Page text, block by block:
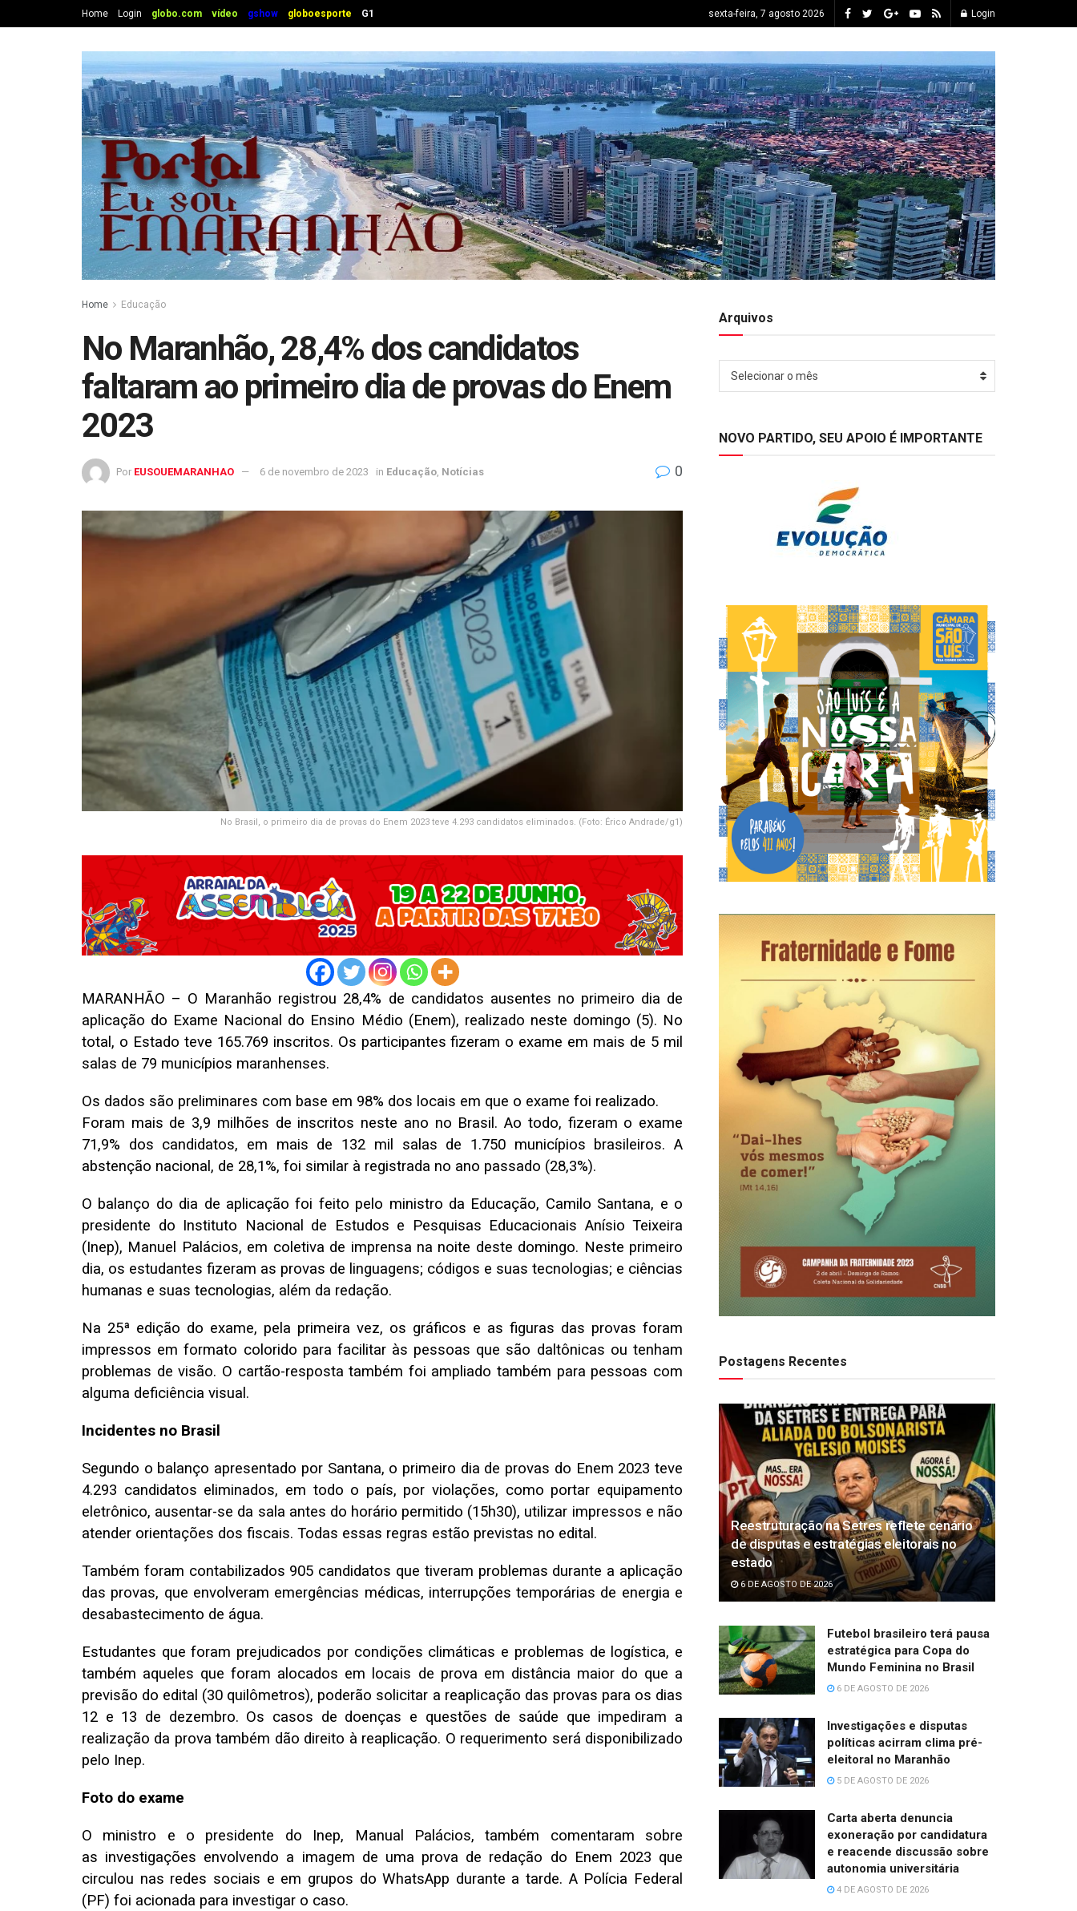
Home Login globo.com vídeo gshow globoesporte G1 sexta-feira, 7 agosto 2026 Login
Home Educação
No Maranhão, 28,4% dos candidatos
faltaram ao primeiro dia de provas do Enem
2023
Por EUSOUEMARANHAO 6 de novembro de 2023 in Educação Notícias 0
No Brasil, o primeiro dia de provas do Enem 2023 teve 4.293 candidatos eliminados. (Foto: Érico Andrade/g1)
MARANHÃO – O Maranhão registrou 28,4% de candidatos ausentes no primeiro dia de
aplicação do Exame Nacional do Ensino Médio (Enem), realizado neste domingo (5). No
total, o Estado teve 165.769 inscritos. Os participantes fizeram o exame em mais de 5 mil
salas de 79 municípios maranhenses.
Os dados são preliminares com base em 98% dos locais em que o exame foi realizado.
Foram mais de 3,9 milhões de inscritos neste ano no Brasil. Ao todo, fizeram o exame
71,9% dos candidatos, em mais de 132 mil salas de 1.750 municípios brasileiros. A
abstenção nacional, de 28,1%, foi similar à registrada no ano passado (28,3%).
O balanço do dia de aplicação foi feito pelo ministro da Educação, Camilo Santana, e o
presidente do Instituto Nacional de Estudos e Pesquisas Educacionais Anísio Teixeira
(Inep), Manuel Palácios, em coletiva de imprensa na noite deste domingo. Neste primeiro
dia, os estudantes fizeram as provas de linguagens; códigos e suas tecnologias; e ciências
humanas e suas tecnologias, além da redação.
Na 25ª edição do exame, pela primeira vez, os gráficos e as figuras das provas foram
impressos em formato colorido para facilitar às pessoas que são daltônicas ou tenham
problemas de visão. O cartão-resposta também foi ampliado também para pessoas com
alguma deficiência visual.
Incidentes no Brasil
Segundo o balanço apresentado por Santana, o primeiro dia de provas do Enem 2023 teve
4.293 candidatos eliminados, em todo o país, por violações, como portar equipamento
eletrônico, ausentar-se da sala antes do horário permitido (15h30), utilizar impressos e não
atender orientações dos fiscais. Todas essas regras estão previstas no edital.
Também foram contabilizados 905 candidatos que tiveram problemas durante a aplicação
das provas, que envolveram emergências médicas, interrupções temporárias de energia e
desabastecimento de água.
Estudantes que foram prejudicados por condições climáticas e problemas de logística, e
também aqueles que foram alocados em locais de prova em distância maior do que a
previsão do edital (30 quilômetros), poderão solicitar a reaplicação das provas para os dias
12 e 13 de dezembro. Os casos de doenças e questões de saúde que impediram a
realização da prova também dão direito à reaplicação. O requerimento será disponibilizado
pelo Inep.
Foto do exame
O ministro e o presidente do Inep, Manual Palácios, também comentaram sobre
as investigações envolvendo a imagem de uma prova de redação do Enem 2023 que
circulou nas redes sociais e em grupos do WhatsApp durante a tarde. A Polícia Federal
(PF) foi acionada para investigar o caso.
Arquivos
Selecionar o mês
NOVO PARTIDO, SEU APOIO É IMPORTANTE
Postagens Recentes
Reestruturação na Setres reflete cenário
de disputas e estratégias eleitorais no
estado
6 DE AGOSTO DE 2026
Futebol brasileiro terá pausa
estratégica para Copa do
Mundo Feminina no Brasil
6 DE AGOSTO DE 2026
Investigações e disputas
políticas acirram clima pré-
eleitoral no Maranhão
5 DE AGOSTO DE 2026
Carta aberta denuncia
exoneração por candidatura
e reacende discussão sobre
autonomia universitária
4 DE AGOSTO DE 2026